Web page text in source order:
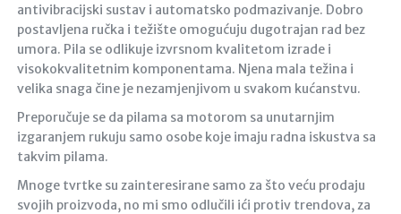
antivibracijski sustav i automatsko podmazivanje. Dobro
postavljena ručka i težište omogućuju dugotrajan rad bez
umora. Pila se odlikuje izvrsnom kvalitetom izrade i
visokokvalitetnim komponentama. Njena mala težina i
velika snaga čine je nezamjenjivom u svakom kućanstvu.
Preporučuje se da pilama sa motorom sa unutarnjim
izgaranjem rukuju samo osobe koje imaju radna iskustva sa
takvim pilama.
Mnoge tvrtke su zainteresirane samo za što veću prodaju
svojih proizvoda, no mi smo odlučili ići protiv trendova, za